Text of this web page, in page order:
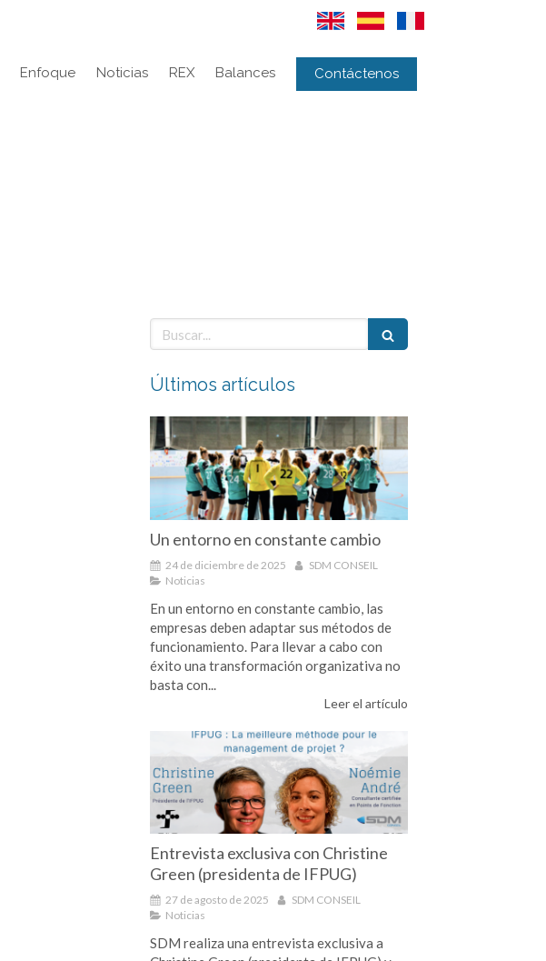
Enfoque Noticias REX Balances Contáctenos
Buscar
Últimos artículos
Un entorno en constante cambio
24 de diciembre de 2025
SDM CONSEIL
Noticias
En un entorno en constante cambio, las
empresas deben adaptar sus métodos de
funcionamiento. Para llevar a cabo con
éxito una transformación organizativa no
basta con...
Leer el artículo
Entrevista exclusiva con Christine
Green (presidenta de IFPUG)
27 de agosto de 2025
SDM CONSEIL
Noticias
SDM realiza una entrevista exclusiva a